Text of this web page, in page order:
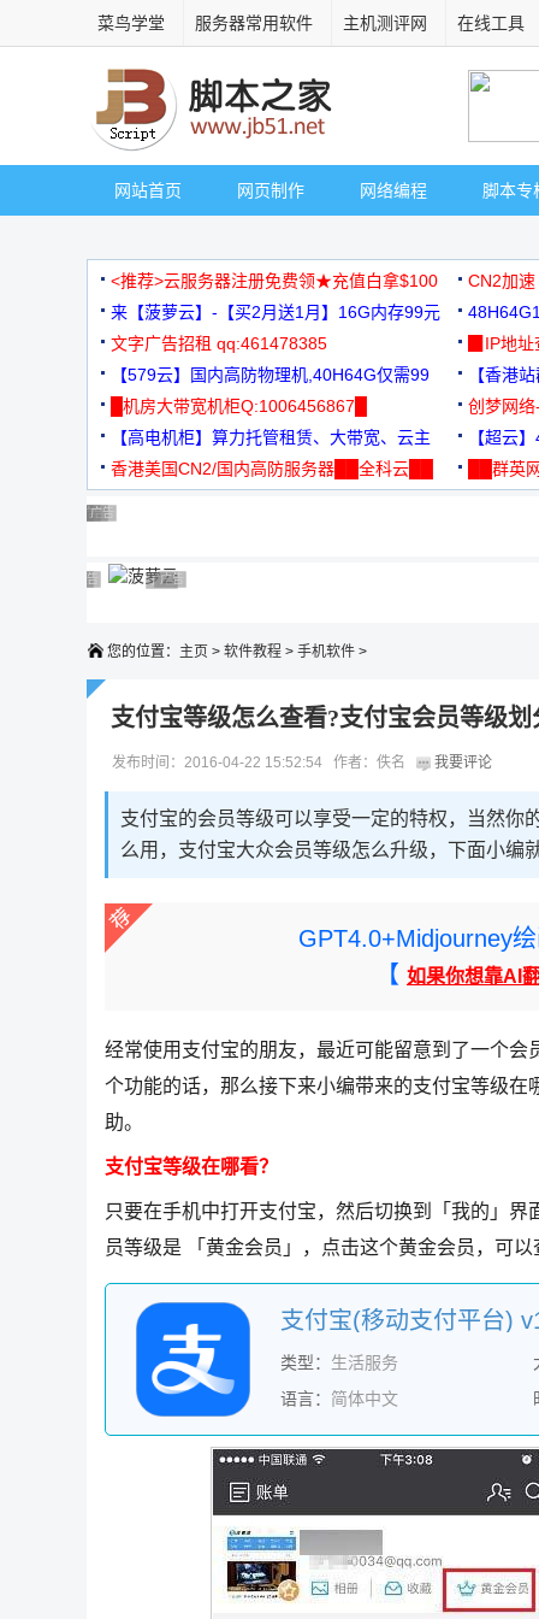
菜鸟学堂 服务器常用软件 主机测评网 在线工具
网站首页 网页制作 网络编程 脚本专
<推荐>云服务器注册免费领★充值白拿$100
CN2加
来【菠萝云】-【买2月送1月】16G内存99元
3000+
文字广告招租 qq:461478385
▉IP地
【579云】国内高防物理机,40H64G仅需99
元
【香港
█机房大带宽机柜Q:1006456867█
创梦网
88元/月
【高电机柜】算力托管租赁、大带宽、云主
机
【超云
香港美国CN2/国内高防服务器██全科云██
██群英
广告 商业广告，理性选择
广告 商业广告，理性选择
广告 商业广告，理性选择
广告 商业广告，理性选择
广告 商业广告，理性选择
广告 商业广告，理性选择
广告 商业广告，理性选择
广告 商业广告，理性选择广告 商业广告，理性选择
广告 商业广告，理性选择
您的位置： 主页 > 软件教程 > 手机软件 >
支付宝等级怎么查看?支付宝会员等级
发布时间：2016-04-22 15:52:54 作者：佚名 我要评论
支付宝的会员等级可以享受一定的特权，当然你
么用，支付宝大众会员等级怎么升级，下面小编
GPT4.0+Midjourney
【 如果你想靠AI
经常使用支付宝的朋友，最近可能留意到了一个
个功能的话，那么接下来小编带来的支付宝等级
助。
支付宝等级在哪看？
只要在手机中打开支付宝，然后切换到「我的」
员等级是 「黄金会员」，点击这个黄金会员，可
支付宝(移动支付平台)
类型： 生活服务
语言： 简体中文